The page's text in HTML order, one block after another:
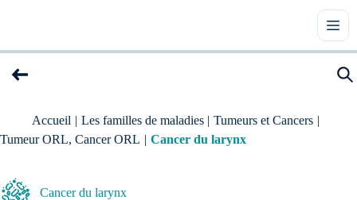
Accueil | Les familles de maladies | Tumeurs et Cancers |
Tumeur ORL, Cancer ORL | Cancer du larynx
Cancer du larynx